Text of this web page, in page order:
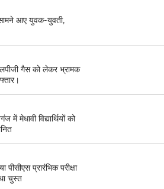
आए युवक-युवती,
गैस को लेकर भ्रामक
में मेधावी विद्यार्थियों को
प्रारंभिक परीक्षा
चुस्त